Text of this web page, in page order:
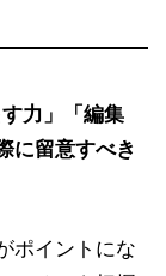
力」「編集
に留意すべき
ポイントにな